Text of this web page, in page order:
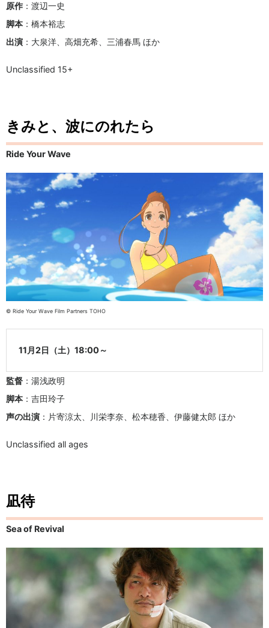
原作：渡辺一史
脚本：橋本裕志
出演 ：大泉洋、高畑充希、三浦春馬 ほか
Unclassified 15+
きみと、波にのれたら
Ride Your Wave
© Ride Your Wave Film Partners TOHO
11月2日（土）18:00～
監督 ：湯浅政明
脚本：吉田玲子
声の出演 ：片寄涼太、川栄李奈、松本穂香、伊藤健太郎 ほか
Unclassified all ages
凪待
Sea of Revival